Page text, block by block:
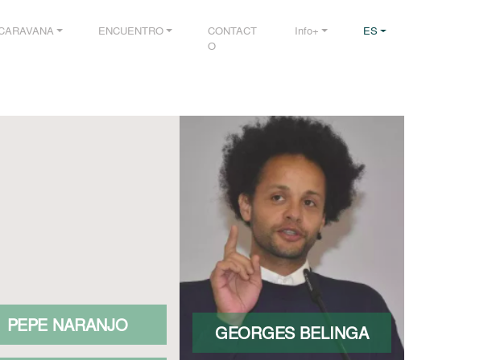
ENCUENTRO
CONTACT
O
Info+ ES
PEPE NARANJO GEORGES BELINGA